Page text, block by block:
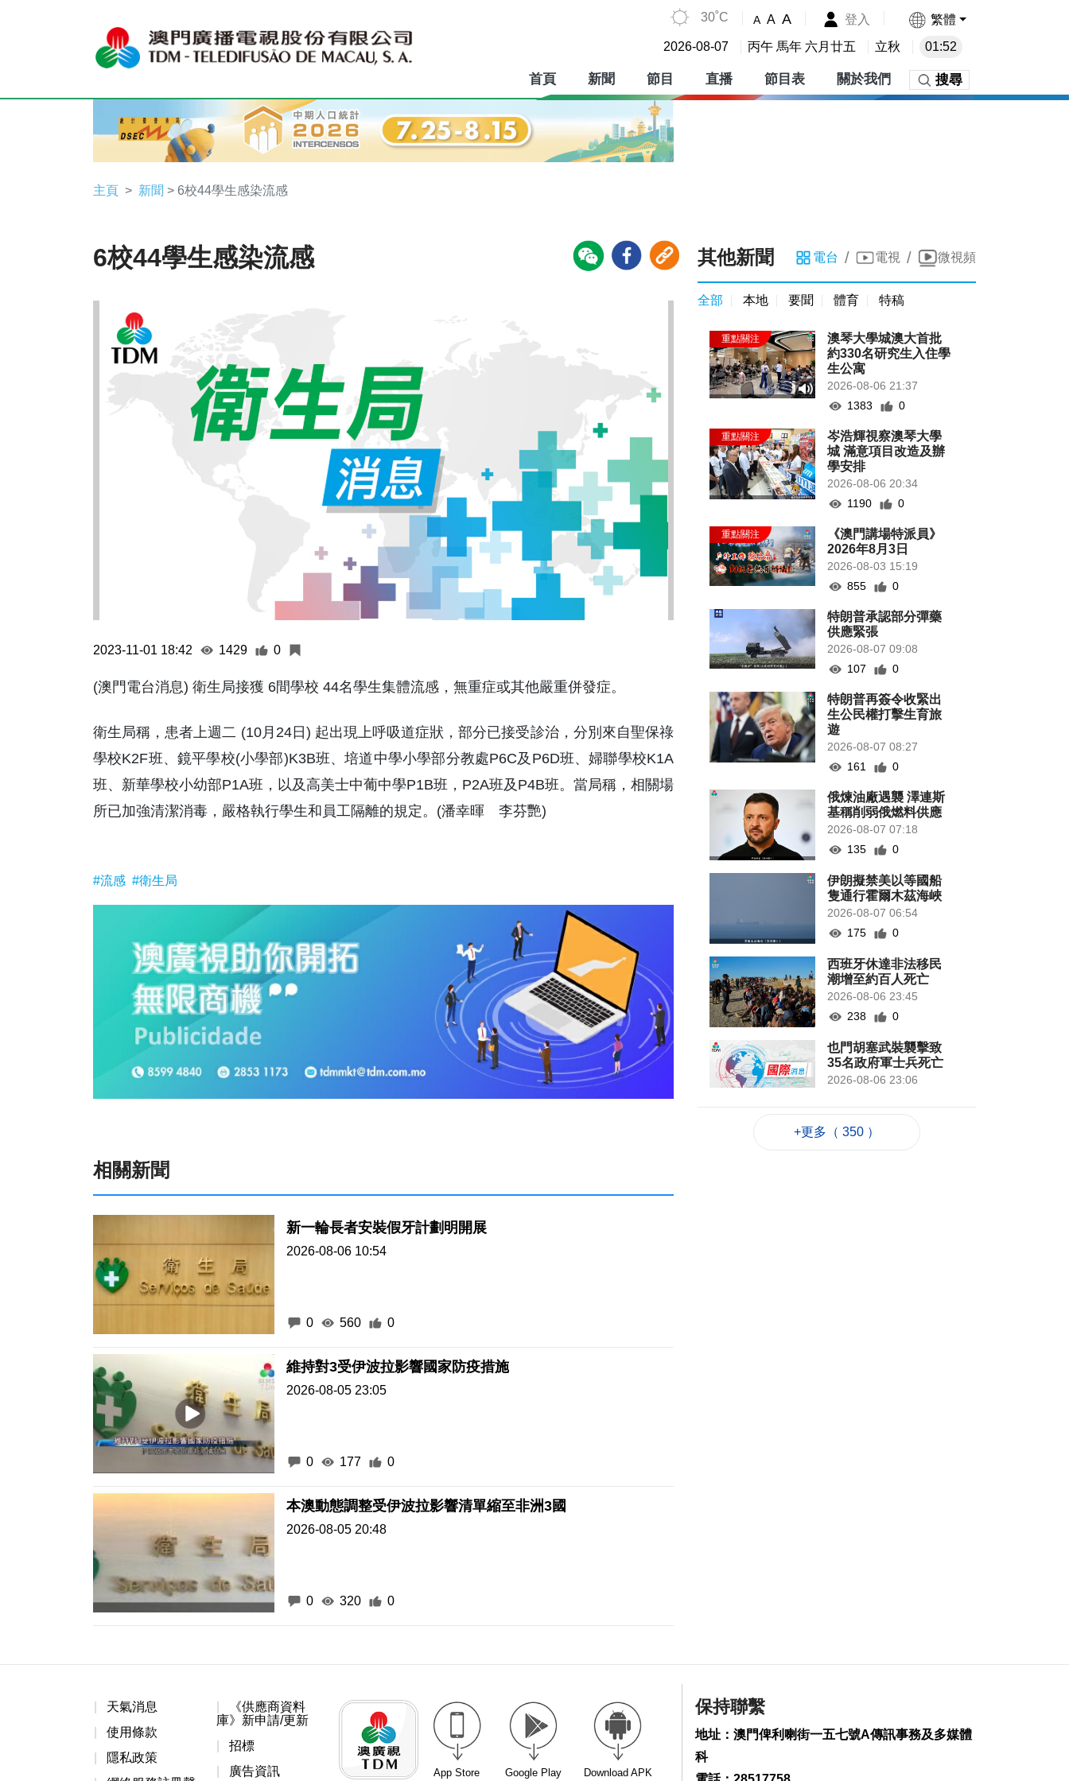
30˚C A A A 登入 繁體
2026-08-07 丙午 馬年 六月廿五 立秋 01:52
首頁 新聞 節目 直播 節目表 關於我們 搜尋
主頁 新聞 > 6校44學生感染流感
6校44學生感染流感
2023-11-01 18:42 1429 0
(澳門電台消息) 衛生局接獲 6間學校 44名學生集體流感，無重症或其他嚴重併發症。
衛生局稱，患者上週二 (10月24日) 起出現上呼吸道症狀，部分已接受診治，分別來自聖保祿
學校K2F班、鏡平學校(小學部)K3B班、培道中學小學部分教處P6C及P6D班、婦聯學校K1A
班、新華學校小幼部P1A班，以及高美士中葡中學P1B班，P2A班及P4B班。當局稱，相關場
所已加強清潔消毒，嚴格執行學生和員工隔離的規定。(潘幸暉 李芬艷)
#流感 #衛生局
相關新聞
新一輪長者安裝假牙計劃明開展
2026-08-06 10:54
0 560 0
維持對3受伊波拉影響國家防疫措施
2026-08-05 23:05
0 177 0
本澳動態調整受伊波拉影響清單縮至非洲3國
2026-08-05 20:48
0 320 0
其他新聞 電台 / 電視 / 微視頻
全部 本地 要聞 體育 特稿
澳琴大學城澳大首批
約330名研究生入住學
生公寓
2026-08-06 21:37
1383
0
岑浩輝視察澳琴大學
城 滿意項目改造及辦
學安排
2026-08-06 20:34
1190
0
《澳門講場特派員》
2026年8月3日
2026-08-03 15:19
855
0
特朗普承認部分彈藥
供應緊張
2026-08-07 09:08
107
0
特朗普再簽令收緊出
生公民權打擊生育旅
遊
2026-08-07 08:27
161
0
俄煉油廠遇襲 澤連斯
基稱削弱俄燃料供應
2026-08-07 07:18
135
0
伊朗擬禁美以等國船
隻通行霍爾木茲海峽
2026-08-07 06:54
175
0
西班牙休達非法移民
潮增至約百人死亡
2026-08-06 23:45
238
0
也門胡塞武裝襲擊致
35名政府軍士兵死亡
2026-08-06 23:06
岑浩輝滿意科技園籌
171
0
+更多（ 350 ）
天氣消息
使用條款
隱私政策
《供應商資料
庫》新申請/更新
招標
廣告資訊
App Store Google Play Download APK
保持聯繫
地址：澳門俾利喇街一五七號A傳訊事務及多媒體
科